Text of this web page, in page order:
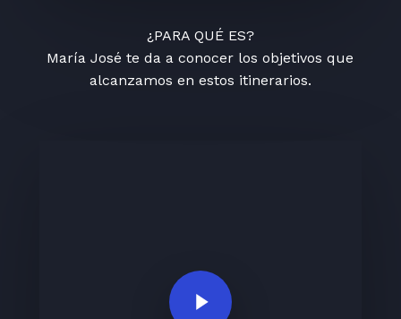
¿PARA QUÉ ES?
María José te da a conocer los objetivos que
alcanzamos en estos itinerarios.
Play Video